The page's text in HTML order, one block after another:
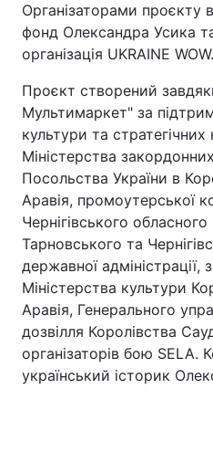
Організаторами проєкту
фонд Олександра Усика
організація UKRAINE WOW.
Проєкт створений
Мультимаркет" за
культури та стратегічних
Міністерства
Посольства України в
Аравія, промоутерської
Чернігівського
Тарновського та
державної адміністрації,
Міністерства культури
Аравія, Генерального
дозвілля Королівства
організаторів бою SELA.
український історик